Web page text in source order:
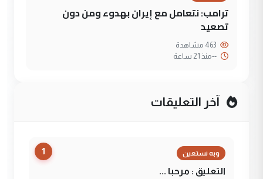
ترامب: نتعامل مع إيران بهدوء ومن دون
تصعيد
--منذ 21 ساعة
آخر التعليقات
1 وبه نستعين
التعليق : مرحبا ...